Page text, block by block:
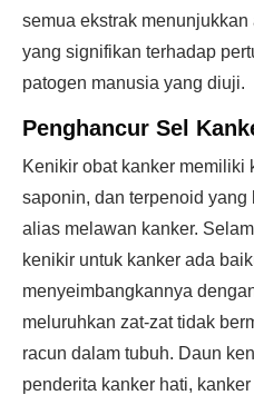
semua ekstrak
yang signifikan terhadap
patogen manusia yang diuji.
Penghancur Sel
Kenikir obat kanker memiliki
saponin, dan terpenoid
alias melawan kanker.
kenikir untuk kanker ada
menyeimbangkannya
meluruhkan zat-zat tidak
racun dalam tubuh. Daun
penderita kanker hati,